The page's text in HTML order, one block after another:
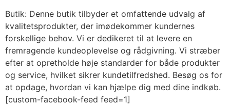
Butik: Denne butik tilbyder et omfattende udvalg af
kvalitetsprodukter, der imødekommer kundernes
forskellige behov. Vi er dedikeret til at levere en
fremragende kundeoplevelse og rådgivning. Vi stræber
efter at opretholde høje standarder for både produkter
og service, hvilket sikrer kundetilfredshed. Besøg os for
at opdage, hvordan vi kan hjælpe dig med dine indkøb.
[custom-facebook-feed feed=1]